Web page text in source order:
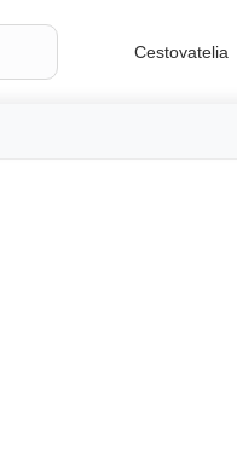
Cestovatelia